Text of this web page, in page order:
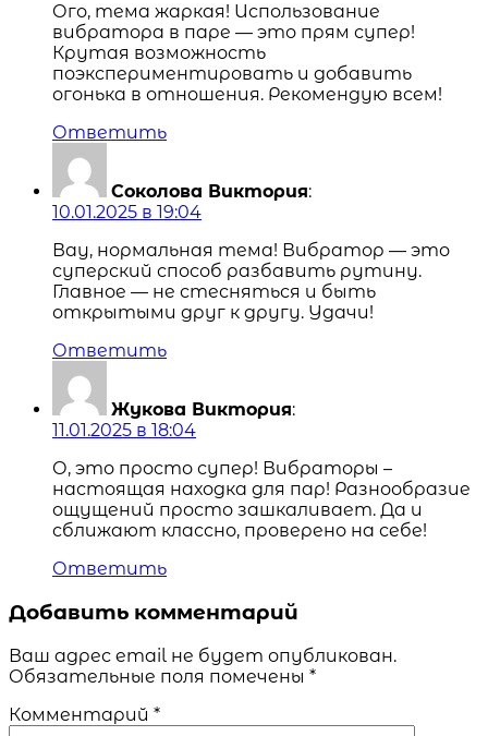
Ого, тема жаркая! Использование
вибратора в паре — это прям супер!
Крутая возможность
поэкспериментировать и добавить
огонька в отношения. Рекомендую всем!
Ответить
Соколова Виктория:
10.01.2025 в 19:04
Вау, нормальная тема! Вибратор — это
суперский способ разбавить рутину.
Главное — не стесняться и быть
открытыми друг к другу. Удачи!
Ответить
Жукова Виктория:
11.01.2025 в 18:04
О, это просто супер! Вибраторы –
настоящая находка для пар! Разнообразие
ощущений просто зашкаливает. Да и
сближают классно, проверено на себе!
Ответить
Добавить комментарий
Ваш адрес email не будет опубликован.
Обязательные поля помечены *
Комментарий *